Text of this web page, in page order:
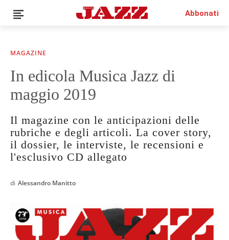
News
Interviste
Recensioni
Rubriche
Top Jazz
Radio
Negozio
Abbonati
MAGAZINE
In edicola Musica Jazz di
maggio 2019
Il magazine con le anticipazioni delle
rubriche e degli articoli. La cover story,
il dossier, le interviste, le recensioni e
l'esclusivo CD allegato
di Alessandro Manitto